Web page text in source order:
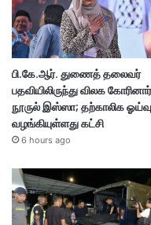
பி.கே.ஆர். துணைத் தலைவர்
பதவியிலிருந்து விலக கோரினார்
நூருல் இஸ்ஸா; தற்காலிக ஓய்வு
வழங்கியுள்ளது கட்சி
6 hours ago